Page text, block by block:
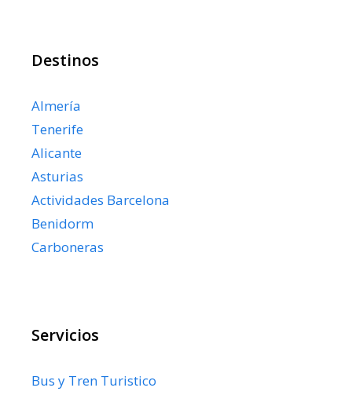
Destinos
Almería
Tenerife
Alicante
Asturias
Actividades Barcelona
Benidorm
Carboneras
Servicios
Bus y Tren Turistico